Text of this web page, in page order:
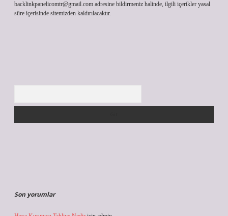
backlinkpanelicomtr@gmail.com adresine bildirmeniz halinde, ilgili içerikler yasal
süre içerisinde sitemizden kaldırılacaktır.
Son yorumlar